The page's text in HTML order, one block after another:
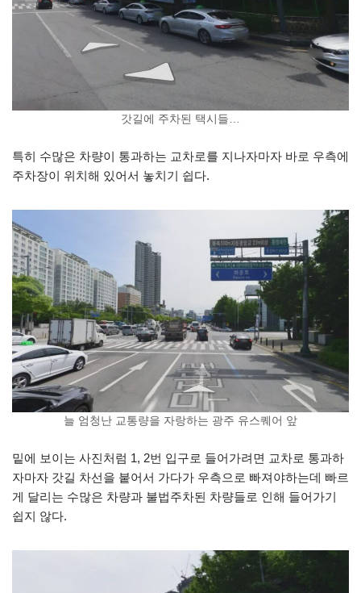
갓길에 주차된 택시들…
특히 수많은 차량이 통과하는 교차로를 지나자마자 바로 우측에
주차장이 위치해 있어서 놓치기 쉽다.
늘 엄청난 교통량을 자랑하는 광주 유스퀘어 앞
밑에 보이는 사진처럼 1, 2번 입구로 들어가려면 교차로 통과하
자마자 갓길 차선을 붙어서 가다가 우측으로 빠져야하는데 빠르
게 달리는 수많은 차량과 불법주차된 차량들로 인해 들어가기
쉽지 않다.